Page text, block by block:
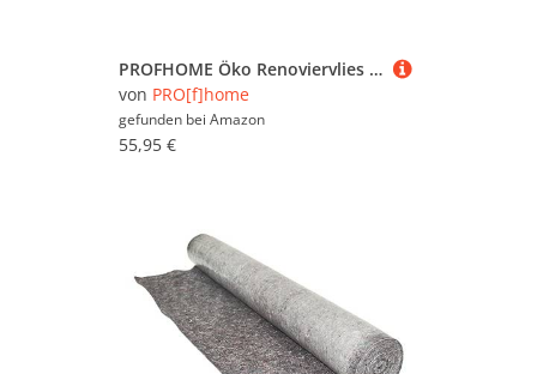
PROFHOME Öko Renoviervlies Malervlies weiß in 60 g 120 g 130 g 150 g 160 g Anstrich-Vlies glatte nachhaltige überstreichbare Vliestapete umweltschonend, 399-XXX:399-165 / 160g / 25m x 1m=25m2
von PRO[f]home
gefunden bei Amazon
55,95 €